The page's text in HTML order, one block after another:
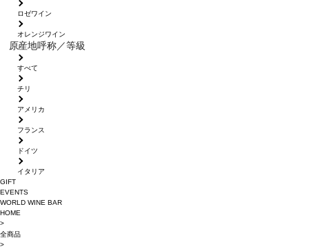
ロゼワイン
オレンジワイン
原産地呼称／等級
すべて
チリ
アメリカ
フランス
ドイツ
イタリア
GIFT
EVENTS
WORLD WINE BAR
HOME
>
全商品
>